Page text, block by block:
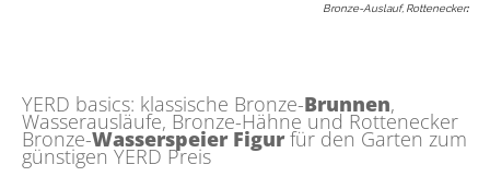
Bronze-Auslauf, Rottenecker:
YERD basics: klassische Bronze-Brunnen,
Wasserausläufe, Bronze-Hähne und Rottenecker
Bronze-Wasserspeier Figurfür den Garten zum
günstigen YERD Preis